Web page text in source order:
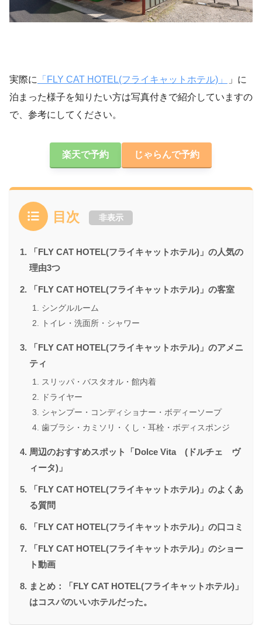
実際に 「FLY CAT HOTEL(フライキャットホテル)」
」に
泊まった様子を知りたい方は写真付きで紹介していますの
で、参考にしてください。
楽天で予約 じゃらんで予約
目次 非表示
「FLY CAT HOTEL(フライキャットホテル)」の人気の
理由3つ
「FLY CAT HOTEL(フライキャットホテル)」の客室
シングルルーム
トイレ・洗面所・シャワー
「FLY CAT HOTEL(フライキャットホテル)」のアメニ
ティ
スリッパ・バスタオル・館内着
ドライヤー
シャンプー・コンディショナー・ボディーソープ
歯ブラシ・カミソリ・くし・耳栓・ボディスポンジ
周辺のおすすめスポット「Dolce Vita (ドルチェ ヴ
ィータ)」
「FLY CAT HOTEL(フライキャットホテル)」のよくあ
る質問
「FLY CAT HOTEL(フライキャットホテル)」の口コミ
「FLY CAT HOTEL(フライキャットホテル)」のショー
ト動画
まとめ：「FLY CAT HOTEL(フライキャットホテル)」
はコスパのいいホテルだった。